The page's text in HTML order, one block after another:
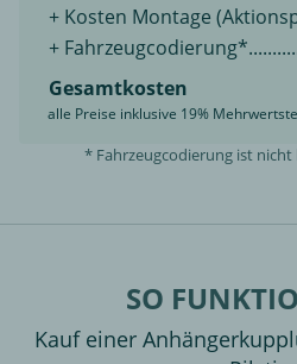
+ Kosten Montage
+ Fahrzeugcodierung*
Gesamtkosten
alle Preise inklusive 19%
* Fahrzeugcodierung ist
SO
Kauf einer